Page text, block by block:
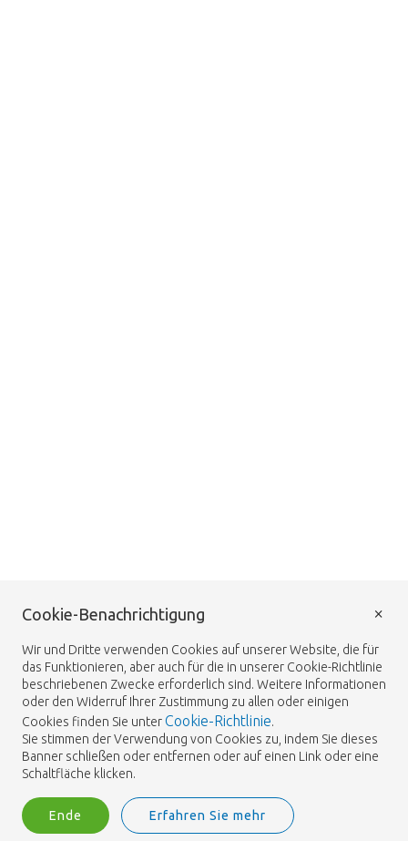
Cookie-Benachrichtigung
Wir und Dritte verwenden Cookies auf unserer Website, die für
das Funktionieren, aber auch für die in unserer Cookie-Richtlinie
beschriebenen Zwecke erforderlich sind. Weitere Informationen
oder den Widerruf Ihrer Zustimmung zu allen oder einigen
Cookies finden Sie unterCookie-Richtlinie.
Sie stimmen der Verwendung von Cookies zu, indem Sie dieses
Banner schließen oder entfernen oder auf einen Link oder eine
Schaltfläche klicken.
Ende Erfahren Sie mehr
×